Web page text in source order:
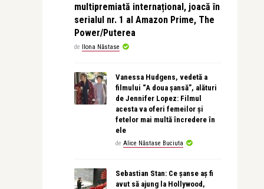
multipremiată internațional, joacă în
serialul nr. 1 al Amazon Prime, The
Power/Puterea
de Ilona Năstase
Vanessa Hudgens, vedetă a
filmului “A doua șansă”, alături
de Jennifer Lopez: Filmul
acesta va oferi femeilor și
fetelor mai multă încredere în
ele
de Alice Năstase Buciuta
Sebastian Stan: Ce șanse aș fi
avut să ajung la Hollywood,